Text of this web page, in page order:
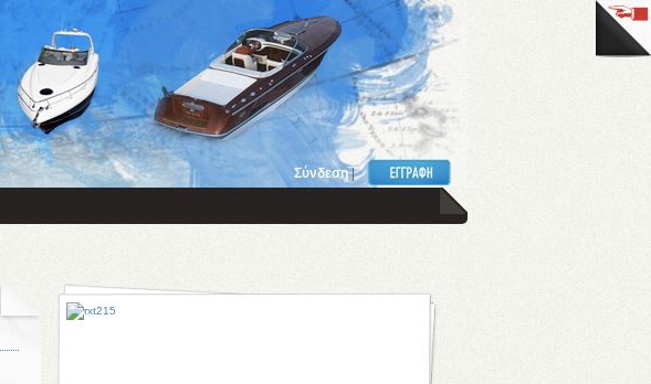
Σύνδεση|